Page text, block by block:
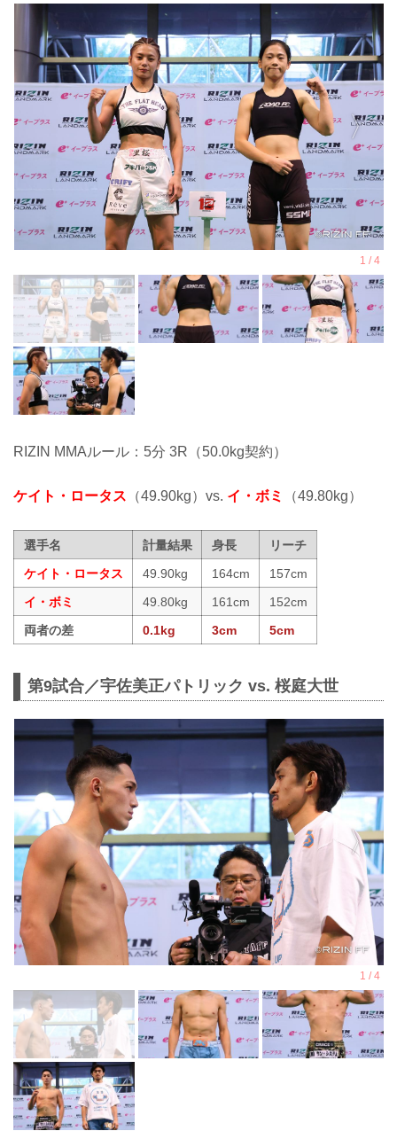
RIZIN MMAルール：5分 3R（50.0kg契約）
ケイト・ロータス （49.90kg）vs. イ・ボミ （49.80kg）
選手名 計量結果 身長
リーチ
ケイト・ロータス
49.90kg 164cm
157cm
イ・ボミ
49.80kg 161cm
152cm
両者の差
0.1kg 3cm 5cm
第9試合／宇佐美正パトリック vs. 桜庭大世